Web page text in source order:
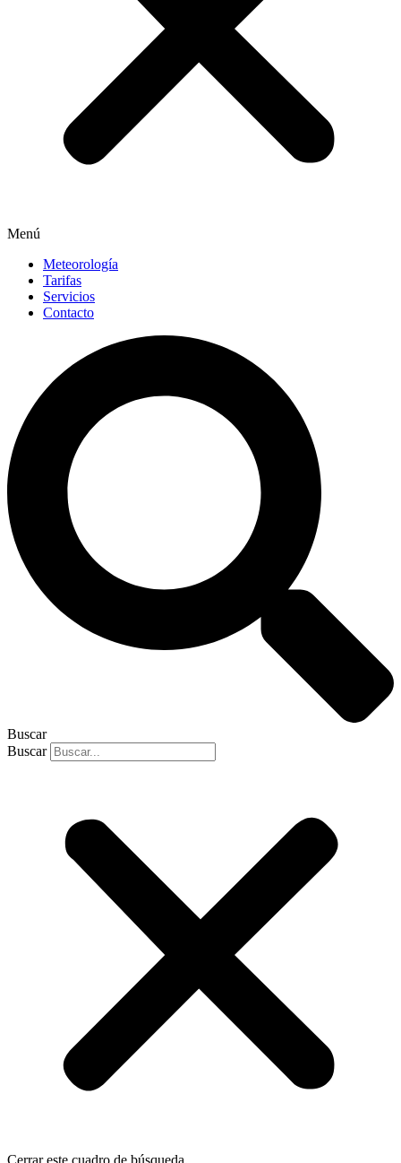
Menú
Meteorología
Tarifas
Servicios
Contacto
Buscar
Buscar
Cerrar este cuadro de búsqueda.